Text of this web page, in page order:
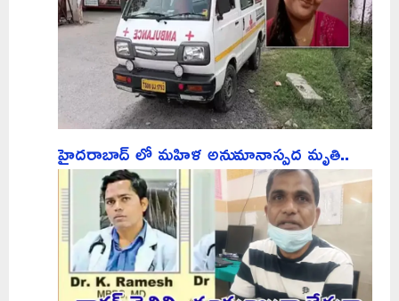
హైదరాబాద్ లో మహిళ అనుమానాస్పద మృతి..